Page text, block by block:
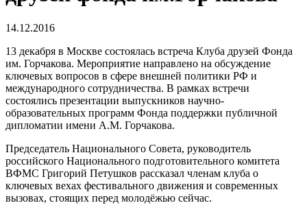
14.12.2016
13 декабря в Москве состоялась встреча Клуба друзей Фонда
им. Горчакова. Мероприятие направлено на обсуждение
ключевых вопросов в сфере внешней политики РФ и
международного сотрудничества. В рамках встречи
состоялись презентации выпускников научно-
образовательных программ Фонда поддержки публичной
дипломатии имени А.М. Горчакова.
Председатель Национального Совета, руководитель
российского Национального подготовительного комитета
ВФМС Григорий Петушков рассказал членам клуба о
ключевых вехах фестивального движения и современных
вызовах, стоящих перед молодёжью сейчас.